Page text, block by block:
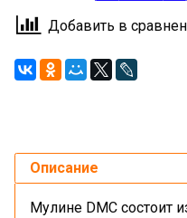
Добавить в
Описание
Мулине DMC состоит